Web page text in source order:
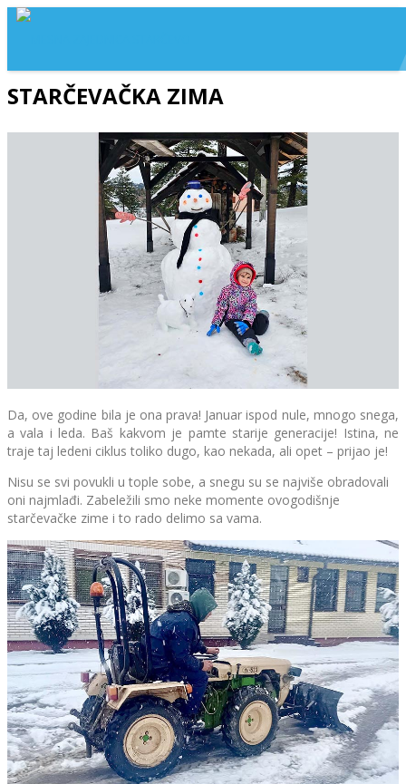
STARČEVAČKA ZIMA
Da, ove godine bila je ona prava! Januar ispod nule, mnogo snega,
a vala i leda. Baš kakvom je pamte starije generacije! Istina, ne
traje taj ledeni ciklus toliko dugo, kao nekada, ali opet – prijao je!
Nisu se svi povukli u tople sobe, a snegu su se najviše obradovali
oni najmlađi. Zabeležili smo neke momente ovogodišnje
starčevačke zime i to rado delimo sa vama.